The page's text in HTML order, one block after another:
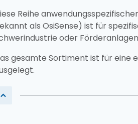
Reihe
als OsiSense) ist für
oder
gesamte Sortiment ist für eine